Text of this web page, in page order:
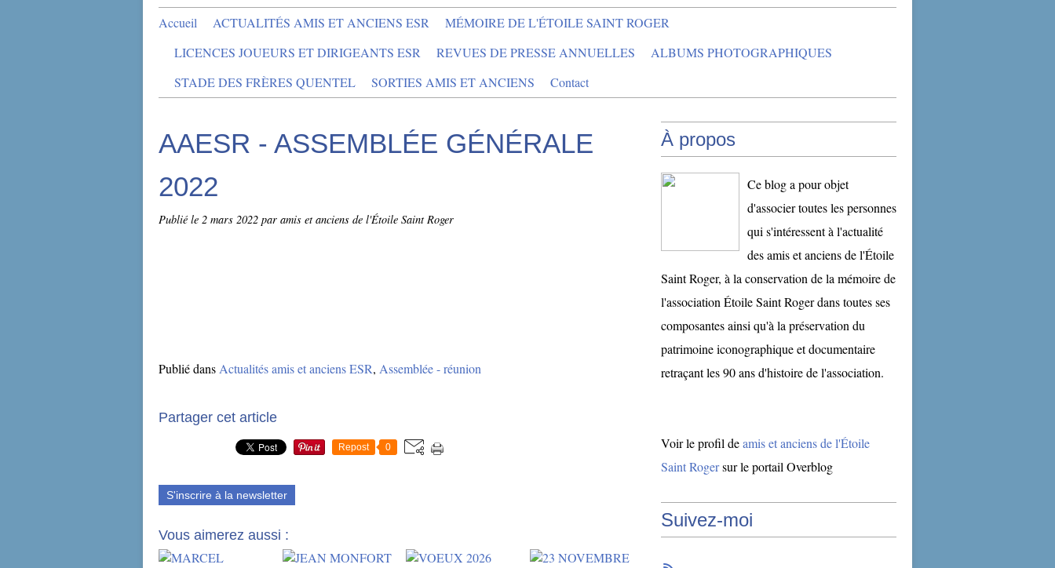
Accueil ACTUALITÉS AMIS ET ANCIENS ESR
MÉMOIRE DE L'ÉTOILE SAINT ROGER
LICENCES JOUEURS ET DIRIGEANTS ESR
REVUES DE PRESSE ANNUELLES
ALBUMS PHOTOGRAPHIQUES
STADE DES FRÈRES QUENTEL
SORTIES AMIS ET ANCIENS Contact
AAESR - ASSEMBLÉE GÉNÉRALE
2022
Publié le 2 mars 2022 par amis et anciens de l'Étoile Saint Roger
Publié dans Actualités amis et anciens ESR, Assemblée - réunion
Partager cet article
Repost 0
S'inscrire à la newsletter
Vous aimerez aussi :
À propos
Ce blog a pour objet
d'associer toutes les personnes
qui s'intéressent à l'actualité
des amis et anciens de l'Étoile
Saint Roger, à la conservation de la mémoire de
l'association Étoile Saint Roger dans toutes ses
composantes ainsi qu'à la préservation du
patrimoine iconographique et documentaire
retraçant les 90 ans d'histoire de l'association.
Voir le profil deamis et anciens de l'Étoile
Saint Rogersur le portail Overblog
Suivez-moi